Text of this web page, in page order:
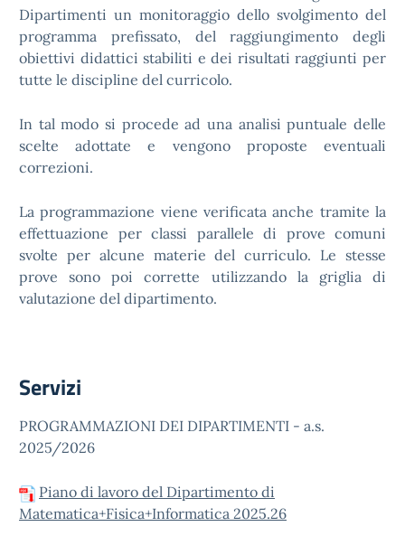
Dipartimenti un monitoraggio dello svolgimento del
programma prefissato, del raggiungimento degli
obiettivi didattici stabiliti e dei risultati raggiunti per
tutte le discipline del curricolo.
In tal modo si procede ad una analisi puntuale delle
scelte adottate e vengono proposte eventuali
correzioni.
La programmazione viene verificata anche tramite la
effettuazione per classi parallele di prove comuni
svolte per alcune materie del curriculo. Le stesse
prove sono poi corrette utilizzando la griglia di
valutazione del dipartimento.
Servizi
PROGRAMMAZIONI DEI DIPARTIMENTI - a.s.
2025/2026
Piano di lavoro del Dipartimento di
Matematica+Fisica+Informatica 2025.26